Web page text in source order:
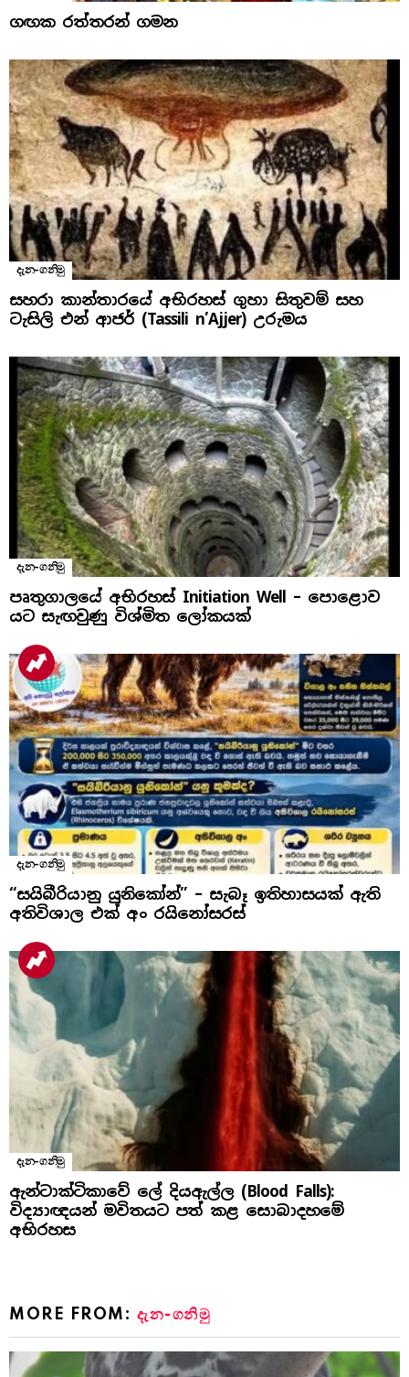
ගඟක රත්තරන් ගමන
දැන-ගනිමු
සහරා කාන්තාරයේ අභිරහස් ගුහා සිතුවම් සහ
ටැසිලි එන් ආජර් (Tassili n’Ajjer) උරුමය
දැන-ගනිමු
පෘතුගාලයේ අභිරහස් Initiation Well – පොළොව
යට සැඟවුණු විශ්මිත ලෝකයක්
දැන-ගනිමු
“සයිබීරියානු යුනිකෝන්” – සැබෑ ඉතිහාසයක් ඇති
අතිවිශාල එක් අං රයිනෝසරස්
දැන-ගනිමු
ඇන්ටාක්ටිකාවේ ලේ දියඇල්ල (Blood Falls):
විද්‍යාඥයන් මවිතයට පත් කළ සොබාදහමේ
අභිරහස
MORE FROM:දැන-ගනිමු